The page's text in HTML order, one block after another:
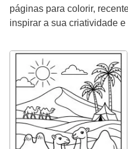
páginas para colorir,
inspirar a sua criatividade